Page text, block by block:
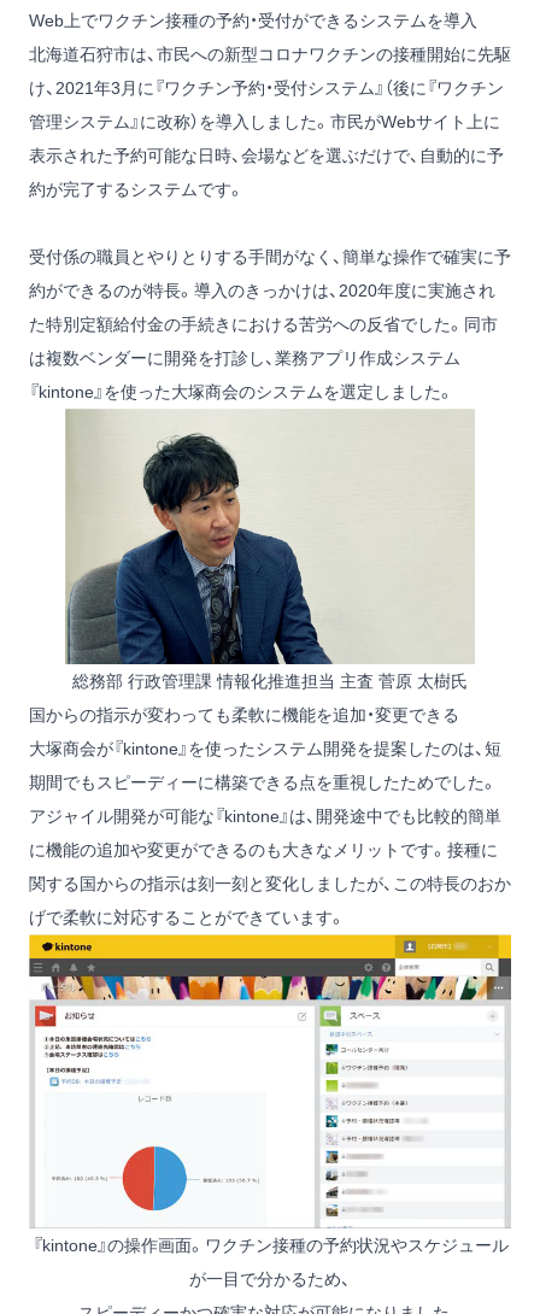
Web上でワクチン接種の予約・受付ができるシステムを導入
北海道石狩市は、市民への新型コロナワクチンの接種開始に先駆
け、2021年3月に『ワクチン予約・受付システム』（後に『ワクチン
管理システム』に改称）を導入しました。市民がWebサイト上に
表示された予約可能な日時、会場などを選ぶだけで、自動的に予
約が完了するシステムです。
受付係の職員とやりとりする手間がなく、簡単な操作で確実に予
約ができるのが特長。導入のきっかけは、2020年度に実施され
た特別定額給付金の手続きにおける苦労への反省でした。同市
は複数ベンダーに開発を打診し、業務アプリ作成システム
『kintone』を使った大塚商会のシステムを選定しました。
総務部 行政管理課 情報化推進担当 主査 菅原 太樹氏
国からの指示が変わっても柔軟に機能を追加・変更できる
大塚商会が『kintone』を使ったシステム開発を提案したのは、短
期間でもスピーディーに構築できる点を重視したためでした。
アジャイル開発が可能な『kintone』は、開発途中でも比較的簡単
に機能の追加や変更ができるのも大きなメリットです。接種に
関する国からの指示は刻一刻と変化しましたが、この特長のおか
げで柔軟に対応することができています。
『kintone』の操作画面。ワクチン接種の予約状況やスケジュール
が一目で分かるため、